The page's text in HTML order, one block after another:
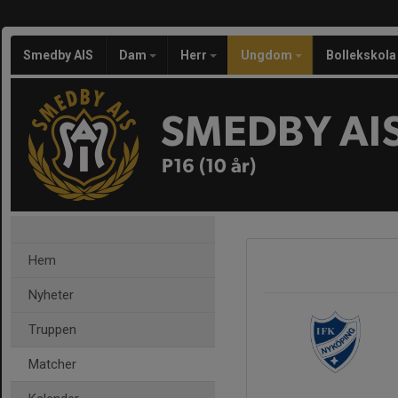
Smedby AIS Dam Herr Ungdom Bollekskola
SMEDBY
P16 (10 år)
Hem
Nyheter
Truppen
Matcher